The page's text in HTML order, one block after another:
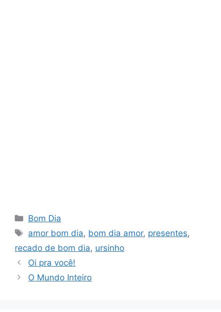
Categorias
Bom Dia
Tags
amor bom dia, bom dia amor, presentes,
recado de bom dia, ursinho
Oi pra você!
O Mundo Inteiro